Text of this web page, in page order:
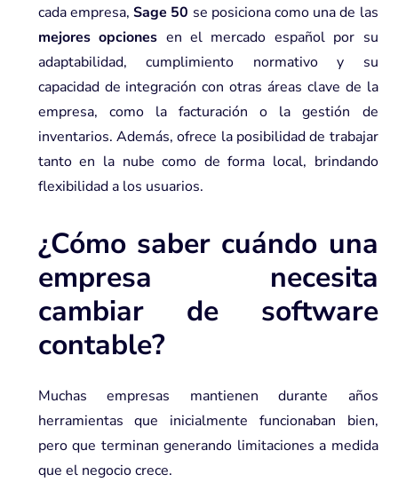
cada empresa,Sage 50 se posiciona como una de las
mejores opciones en el mercado español por su
adaptabilidad, cumplimiento normativo y su
capacidad de integración con otras áreas clave de la
empresa, como la facturación o la gestión de
inventarios. Además, ofrece la posibilidad de trabajar
tanto en la nube como de forma local, brindando
flexibilidad a los usuarios.
¿Cómo saber cuándo una
empresa necesita
cambiar de software
contable?
Muchas empresas mantienen durante años
herramientas que inicialmente funcionaban bien,
pero que terminan generando limitaciones a medida
que el negocio crece.